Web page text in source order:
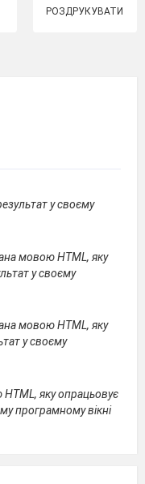
РОЗДРУКУВАТИ
у своєму
мовою HTML, яку
у своєму
мовою HTML, яку
у своєму
яку опрацьовує
програмному вікні